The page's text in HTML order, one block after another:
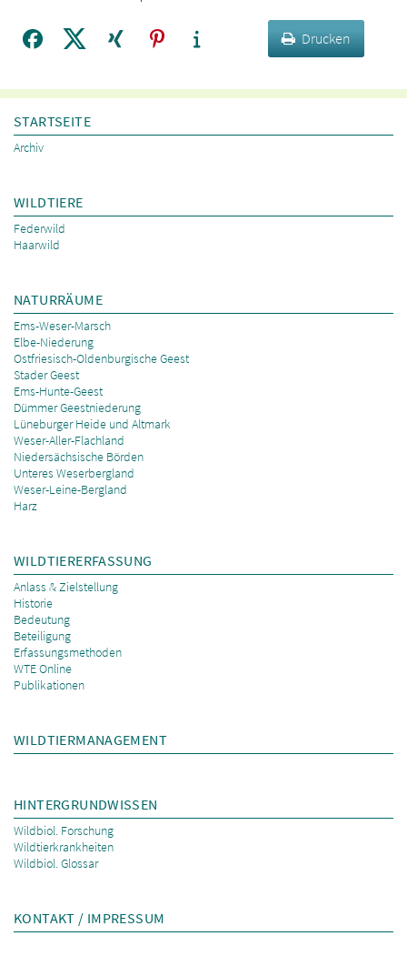
Drucken
STARTSEITE
Archiv
WILDTIERE
Federwild
Haarwild
NATURRÄUME
Ems-Weser-Marsch
Elbe-Niederung
Ostfriesisch-Oldenburgische Geest
Stader Geest
Ems-Hunte-Geest
Dümmer Geestniederung
Lüneburger Heide und Altmark
Weser-Aller-Flachland
Niedersächsische Börden
Unteres Weserbergland
Weser-Leine-Bergland
Harz
WILDTIERERFASSUNG
Anlass & Zielstellung
Historie
Bedeutung
Beteiligung
Erfassungsmethoden
WTE Online
Publikationen
WILDTIERMANAGEMENT
HINTERGRUNDWISSEN
Wildbiol. Forschung
Wildtierkrankheiten
Wildbiol. Glossar
KONTAKT / IMPRESSUM